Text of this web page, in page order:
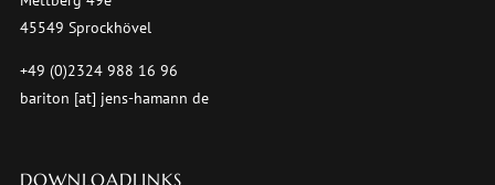
45549 Sprockhövel
+49 (0)2324 988 16 96
bariton [at] jens-hamann de
DOWNLOADLINKS